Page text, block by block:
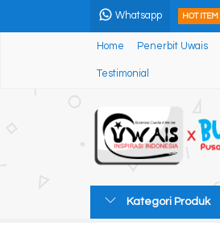
Whatsapp HOT ITEM
Home Penerbit Uwais
Testimonial
Kategori Produk